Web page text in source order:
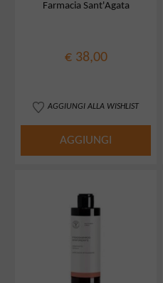
Farmacia Sant'Agata
€ 38,00
AGGIUNGI ALLA WISHLIST
AGGIUNGI